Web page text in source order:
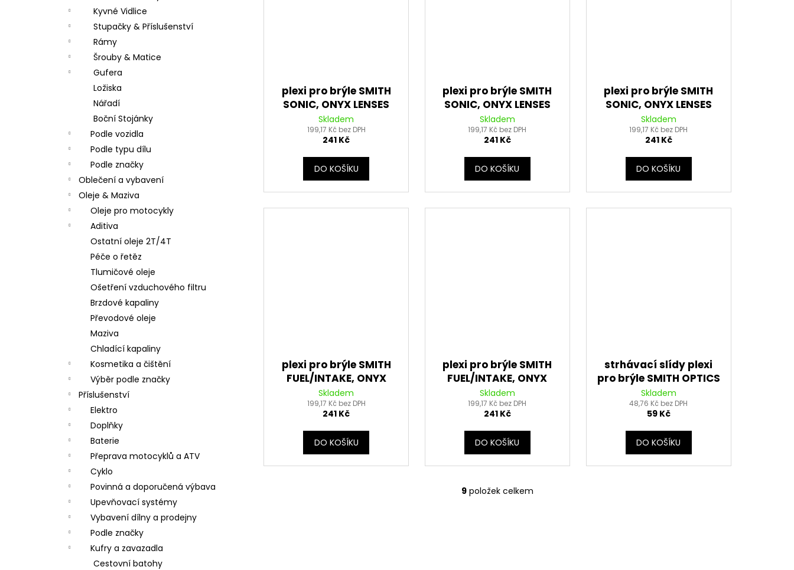
Kyvné Vidlice
Stupačky & Příslušenství
Rámy
Šrouby & Matice
Gufera
Ložiska
Nářadí
Boční Stojánky
Podle vozidla
Podle typu dílu
Podle značky
Oblečení a vybavení
Oleje & Maziva
Oleje pro motocykly
Aditiva
Ostatní oleje 2T/4T
Péče o řetěz
Tlumičové oleje
Ošetření vzduchového filtru
Brzdové kapaliny
Převodové oleje
Maziva
Chladící kapaliny
Kosmetika a čištění
Výběr podle značky
Příslušenství
Elektro
Doplňky
Baterie
Přeprava motocyklů a ATV
Cyklo
Povinná a doporučená výbava
Upevňovací systémy
Vybavení dílny a prodejny
Podle značky
Kufry a zavazadla
Cestovní batohy
plexi pro brýle SMITH
SONIC, ONYX LENSES
(zelené s polarizací)
Skladem
199,17 Kč bez DPH
241 Kč
DO KOŠÍKU
plexi pro brýle SMITH
SONIC, ONYX LENSES
(fialové s polarizací)
Skladem
199,17 Kč bez DPH
241 Kč
DO KOŠÍKU
plexi pro brýle SMITH
SONIC, ONYX LENSES
(modré s polarizací)
Skladem
199,17 Kč bez DPH
241 Kč
DO KOŠÍKU
plexi pro brýle SMITH
FUEL/INTAKE, ONYX
LENSES (zelené s
polarizací)
Skladem
199,17 Kč bez DPH
241 Kč
DO KOŠÍKU
plexi pro brýle SMITH
FUEL/INTAKE, ONYX
LENSES (fialové s
polarizací)
Skladem
199,17 Kč bez DPH
241 Kč
DO KOŠÍKU
strhávací slídy plexi
pro brýle SMITH OPTICS
řady INTAKE/FUEL, Q-
TECH (10 vrstev v
balení, čiré)
Skladem
48,76 Kč bez DPH
59 Kč
DO KOŠÍKU
O
9 položek celkem